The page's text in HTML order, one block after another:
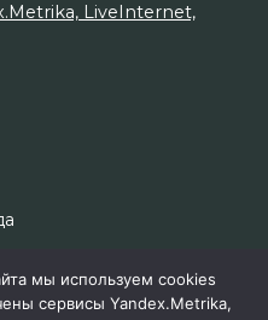
LiveInternet,
мы используем cookies
сервисы Yandex.Metrika,